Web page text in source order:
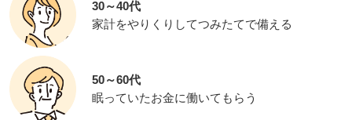
30～40代
家計をやりくりしてつみたてで備える
50～60代
眠っていたお金に働いてもらう